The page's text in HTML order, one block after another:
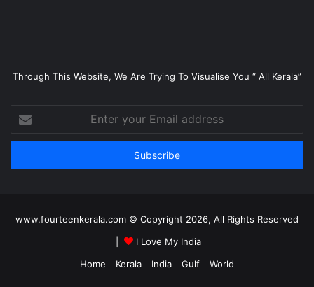
Through This Website, We Are Trying To Visualise You “ All Kerala”
your
Email
www.fourteenkerala.com © Copyright 2026, All Rights Reserved
I Love My India
Home
Kerala India Gulf World